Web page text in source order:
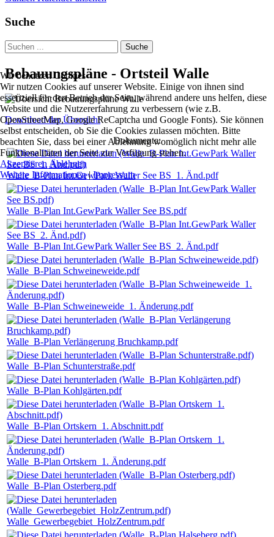
Suche
Suche
Bebauungspläne - Ortsteil Walle
Download der Übersicht
Dokumente:
Walle_B-Plan Int.GewPark Waller See BS_1. Änd.pdf
Walle_B-Plan Int.GewPark Waller See BS.pdf
Walle_B-Plan Int.GewPark Waller See BS_2. Änd.pdf
Walle_B-Plan Schweineweide.pdf
Walle_B-Plan Schweineweide_1. Änderung.pdf
Walle_B-Plan Verlängerung Bruchkamp.pdf
Walle_B-Plan Schunterstraße.pdf
Walle_B-Plan Kohlgärten.pdf
Walle_B-Plan Ortskern_1. Abschnitt.pdf
Walle_B-Plan Ortskern_1. Änderung.pdf
Walle_B-Plan Osterberg.pdf
Walle_Gewerbegebiet_HolzZentrum.pdf
Wir benutzen Cookies
Wir nutzen Cookies auf unserer Website. Einige von ihnen sind
essenziell für den Betrieb der Seite, während andere uns helfen, diese
Website und die Nutzererfahrung zu verbessern (wie z.B.
OpenStreetMap, Google ReCaptcha und Google Fonts). Sie können
selbst entscheiden, ob Sie die Cookies zulassen möchten. Bitte
beachten Sie, dass bei einer Ablehnung womöglich nicht mehr alle
Funktionalitäten der Seite zur Verfügung stehen.
Akzeptieren Ablehnen
Weitere Informationen|Impressum